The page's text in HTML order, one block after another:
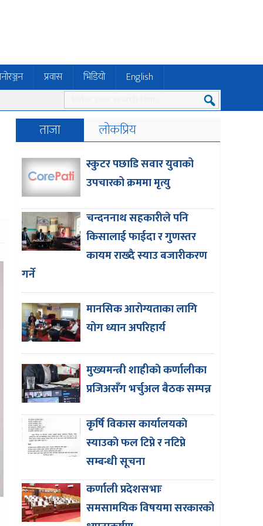
प्रवास भिडियो English
ताजा लोकप्रिय
स्कुटर पछाडि सवार युवाको
उपचारको क्रममा मृत्यु
चन्दननाथ सहकारीले पनि
किसालाई फाईदा र गुणस्तर
कायम राख्दै स्याउ बजारीकरण
गर्ने
मानसिक आरोग्यताका लागि
योग ध्यान अपरिहार्य
मुख्यमन्त्री शाहीकाे कर्णालीका
प्रजिअसँग भर्चुअल बैठक सम्पन्न
कृर्षि विकास कार्यालयकाे
स्याउकाे फल टिप्ने र नटिप्ने
सम्बन्धी सूचना
कर्णाली प्रदेशसभाः
समसामयिक विषयमा सरकारको